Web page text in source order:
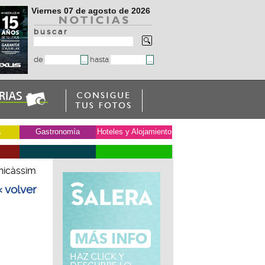
Viernes 07 de agosto de 2026
b u s c a r
de hasta
Gastronomía Hoteles y Alojamiento
volver